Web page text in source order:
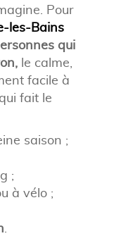
Pour
les-Bains
qui
le calme,
facile à
fait le
saison ;
;
à vélo ;
.